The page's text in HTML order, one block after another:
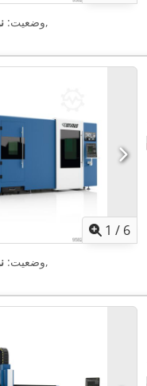
وضعیت:,
1 / 6
وضعیت:,